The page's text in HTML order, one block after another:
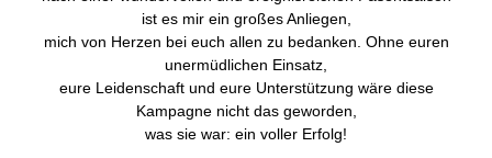
ist es mir ein großes Anliegen,
mich von Herzen bei euch allen zu bedanken. Ohne euren
unermüdlichen Einsatz,
eure Leidenschaft und eure Unterstützung wäre diese
Kampagne nicht das geworden,
was sie war: ein voller Erfolg!